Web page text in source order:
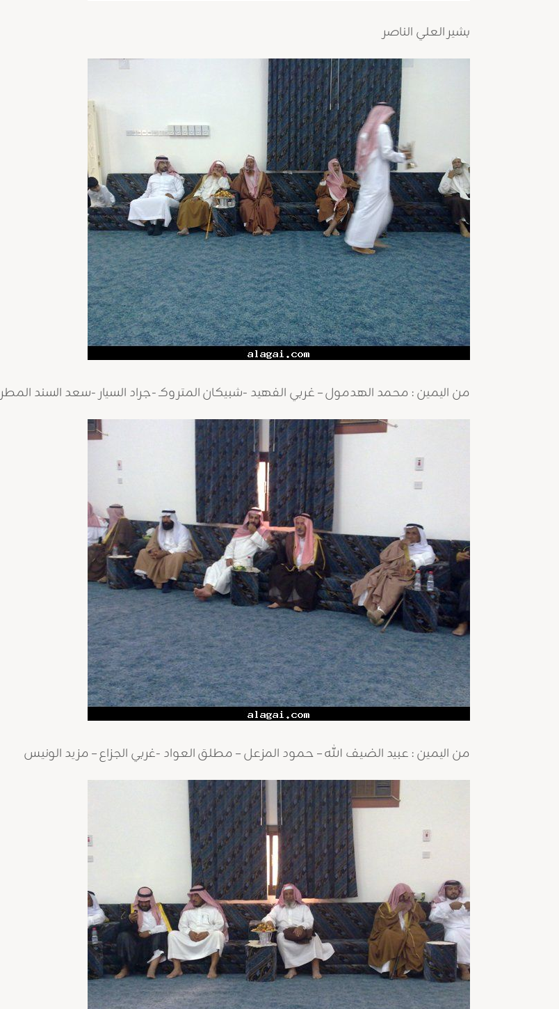
بشير العلي الناصر
من اليمين : محمد الهدمول – غربي الفهيد -شبيكان المتروكـ -جراد السيار -سعد السند المطر
من اليمين : عبيد الضيف الله – حمود المزعل – مطلق العواد -غربي الجزاع – مزيد الونيس